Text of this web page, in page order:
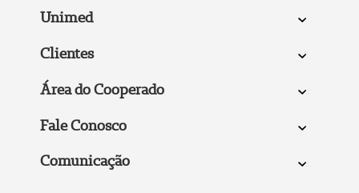
Unimed
Clientes
Área do Cooperado
Fale Conosco
Comunicação